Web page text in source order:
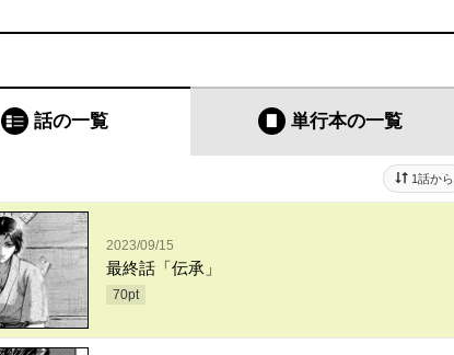
話の一覧 単行本の一覧
1話から
2023/09/15
最終話「伝承」
70pt